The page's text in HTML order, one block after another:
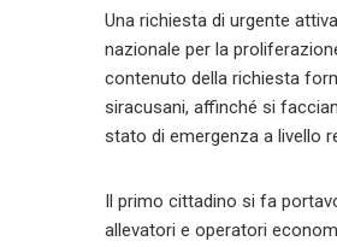
Una richiesta di urgente
nazionale per la
contenuto della richiesta
siracusani, affinché si
stato di emergenza a livello
Il primo cittadino si fa
allevatori e operatori